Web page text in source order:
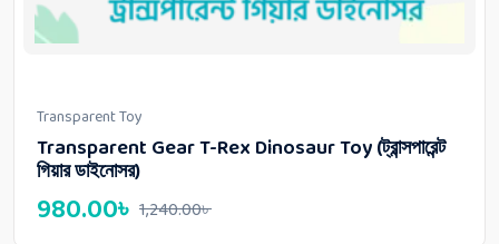
Transparent Toy
Transparent Gear T-Rex Dinosaur Toy (ট্রান্সপারেন্ট
গিয়ার ডাইনোসর)
1,240.00৳
980.00৳